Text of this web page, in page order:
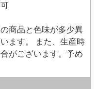
商品と色味が多少異
ます。 また、生産時
がございます。予め